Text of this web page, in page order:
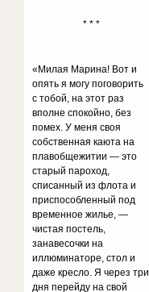
* * *
«Милая Марина! Вот и
опять я могу поговорить
с тобой, на этот раз
вполне спокойно, без
помех. У меня своя
собственная каюта на
плавобщежитии — это
старый пароход,
списанный из флота и
приспособленный под
временное жилье, —
чистая постель,
занавесочки на
иллюминаторе, стол и
даже кресло. Я через три
дня перейду на свой